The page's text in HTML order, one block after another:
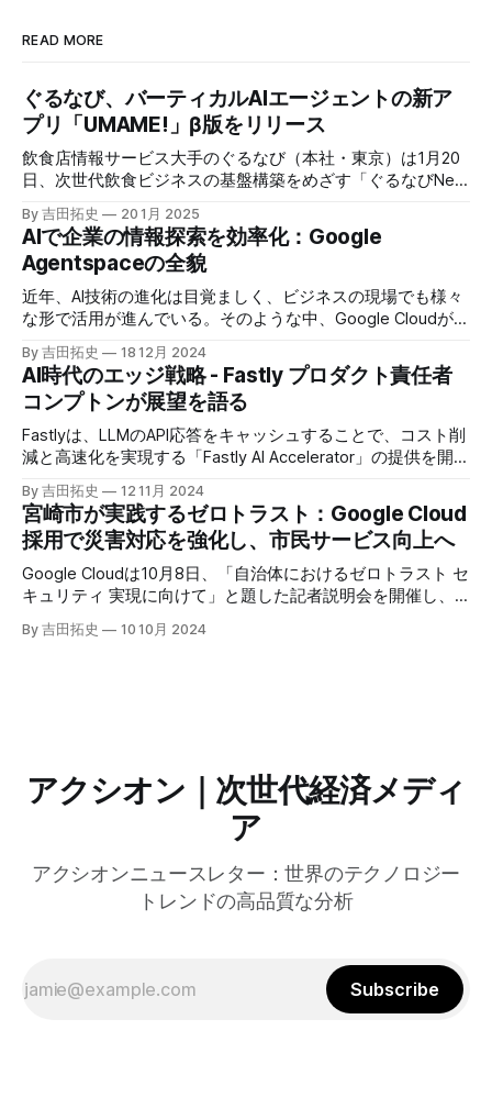
READ MORE
ぐるなび、バーティカルAIエージェントの新ア
プリ「UMAME!」β版をリリース
飲食店情報サービス大手のぐるなび（本社・東京）は1月20
日、次世代飲食ビジネスの基盤構築をめざす「ぐるなびNext
プロジェクト」の初成果として、新たな飲食店探索アプリ
「UMAME!（うまみー！）」のβ版を公開した。
By 吉田拓史 20 1月 2025
AIで企業の情報探索を効率化：Google
Agentspaceの全貌
近年、AI技術の進化は目覚ましく、ビジネスの現場でも様々
な形で活用が進んでいる。そのような中、Google Cloudが新
たに発表したGoogle Agentspaceは、いま注目を集めるAIエ
ージェントがエンタープライズITを大きく変革する予兆と言
えるだろう。
By 吉田拓史 18 12月 2024
AI時代のエッジ戦略 - Fastly プロダクト責任者
コンプトンが展望を語る
Fastlyは、LLMのAPI応答をキャッシュすることで、コスト削
減と高速化を実現する「Fastly AI Accelerator」の提供を開始
した。キップ・コンプトン最高プロダクト責任者（CPO）
は、類似した質問への応答を再利用し、効率的な処理を可能
にすると説明した。さらに、コンプトンは、エッジコンピュ
ーティングの利点を活かしたパーソナライズや、エッジにお
けるGPUの経済性、セキュリティへの取り組みなど、Fastly
のAI戦略について語った。
By 吉田拓史 12 11月 2024
宮崎市が実践するゼロトラスト：Google Cloud
採用で災害対応を強化し、市民サービス向上へ
Google Cloudは10月8日、「自治体におけるゼロトラスト セ
キュリティ 実現に向けて」と題した記者説明会を開催し、
自治体向けにゼロトラストセキュリティ導入を支援するプロ
グラムを発表した。宮崎市の事例では、Google Workspace
By 吉田拓史 10 10月 2024
アクシオン｜次世代経済メディ
ア
アクシオンニュースレター：世界のテクノロジー
トレンドの高品質な分析
Subscribe